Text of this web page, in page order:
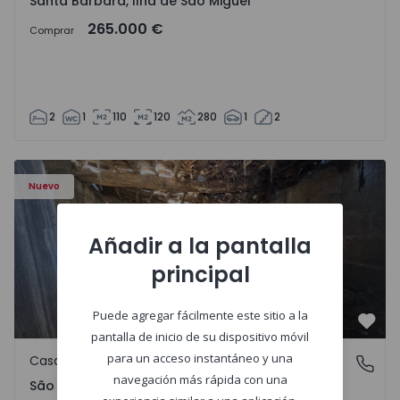
Comprar 265.000 €
2 1 110 120 280 1 2
Nuevo
Casa Vila Real, São Tomé do Castelo e Justes - 1575189 - 1
São Tomé do Castelo e Justes, Vila Real
Casa de Campo
São Tomé do Castelo e Justes, Vila Real
Añadir a la pantalla
principal
Puede agregar fácilmente este sitio a la
pantalla de inicio de su dispositivo móvil
para un acceso instantáneo y una
navegación más rápida con una